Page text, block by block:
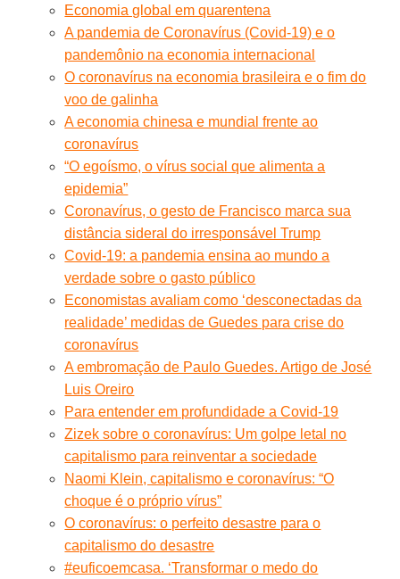
Economia global em quarentena
A pandemia de Coronavírus (Covid-19) e o
pandemônio na economia internacional
O coronavírus na economia brasileira e o fim do
voo de galinha
A economia chinesa e mundial frente ao
coronavírus
“O egoísmo, o vírus social que alimenta a
epidemia”
Coronavírus, o gesto de Francisco marca sua
distância sideral do irresponsável Trump
Covid-19: a pandemia ensina ao mundo a
verdade sobre o gasto público
Economistas avaliam como ‘desconectadas da
realidade’ medidas de Guedes para crise do
coronavírus
A embromação de Paulo Guedes. Artigo de José
Luis Oreiro
Para entender em profundidade a Covid-19
Zizek sobre o coronavírus: Um golpe letal no
capitalismo para reinventar a sociedade
Naomi Klein, capitalismo e coronavírus: “O
choque é o próprio vírus”
O coronavírus: o perfeito desastre para o
capitalismo do desastre
#euficoemcasa. ‘Transformar o medo do